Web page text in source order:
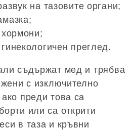
на тазовите органи;
хормони;
преглед.
съдържат мед и трябва
с изключително
преди това са
или са открити
в таза и кръвни